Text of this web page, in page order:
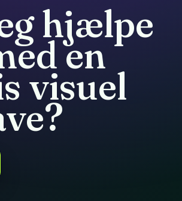
hjælpe
en
visuel